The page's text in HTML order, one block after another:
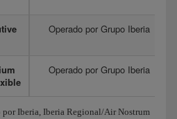
Operado por Grupo Iberia
Operado por Grupo Iberia
por Iberia, Iberia Regional/Air Nostrum